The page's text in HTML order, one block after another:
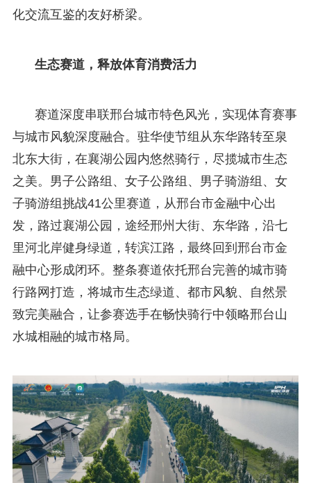
化交流互鉴的友好桥梁。
生态赛道，释放体育消费活力
赛道深度串联邢台城市特色风光，实现体育赛事
与城市风貌深度融合。驻华使节组从东华路转至泉
北东大街，在襄湖公园内悠然骑行，尽揽城市生态
之美。男子公路组、女子公路组、男子骑游组、女
子骑游组挑战41公里赛道，从邢台市金融中心出
发，路过襄湖公园，途经邢州大街、东华路，沿七
里河北岸健身绿道，转滨江路，最终回到邢台市金
融中心形成闭环。整条赛道依托邢台完善的城市骑
行路网打造，将城市生态绿道、都市风貌、自然景
致完美融合，让参赛选手在畅快骑行中领略邢台山
水城相融的城市格局。